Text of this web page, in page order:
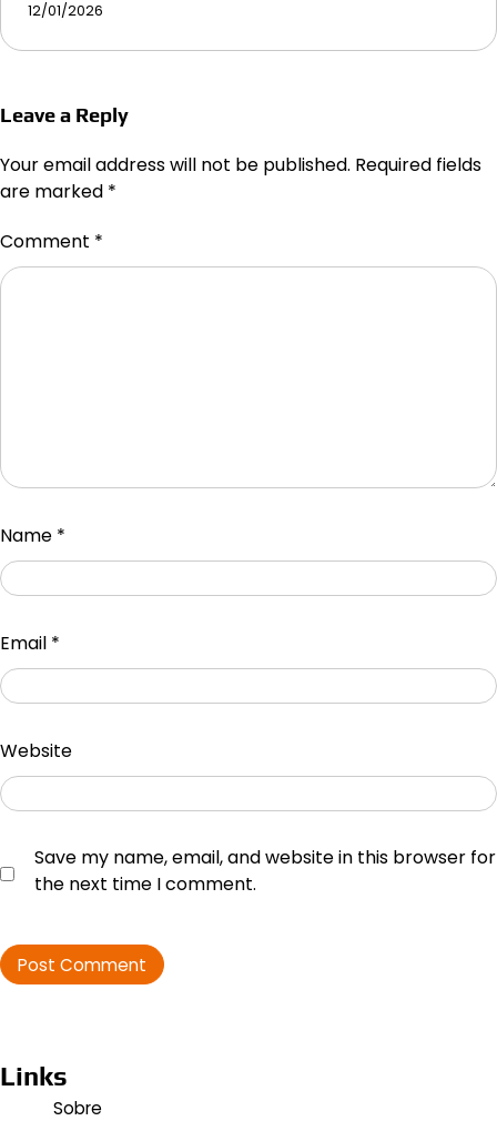
12/01/2026
Leave a Reply
Your email address will not be published. Required fields
are marked *
Comment *
Name *
Email *
Website
Save my name, email, and website in this browser for
the next time I comment.
Links
Sobre